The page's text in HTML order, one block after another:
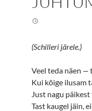
(Schilleri järele.)
Veel teda näen —
Kui kõige ilusam
Just nagu
Tast kaugel jäin,